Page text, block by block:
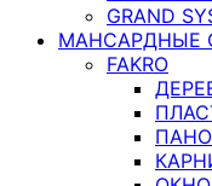
GRAND
МАНСАРДНЫЕ
FAKRO